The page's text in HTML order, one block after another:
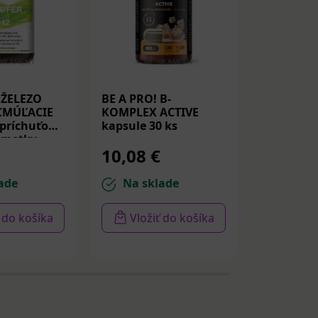
príchuťou
košíka
BE A PRO! B-
KOMPLEX ACTIVE
kapsule 30 ks
10,08 €
Na sklade
Vložiť do košíka